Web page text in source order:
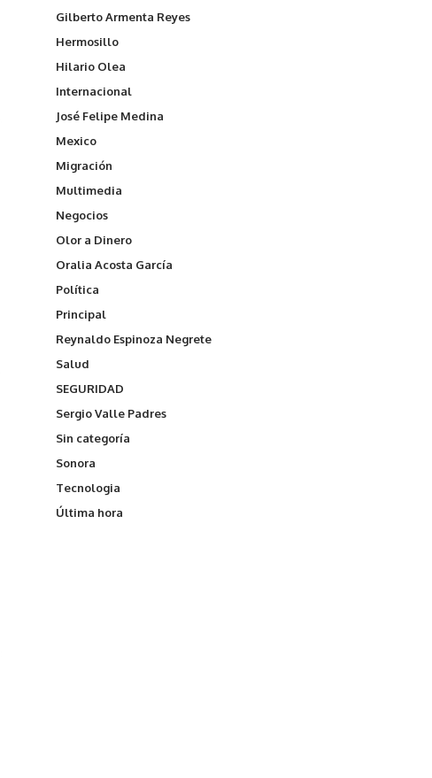
Gilberto Armenta Reyes
Hermosillo
Hilario Olea
Internacional
José Felipe Medina
Mexico
Migración
Multimedia
Negocios
Olor a Dinero
Oralia Acosta García
Política
Principal
Reynaldo Espinoza Negrete
Salud
SEGURIDAD
Sergio Valle Padres
Sin categoría
Sonora
Tecnologia
Última hora